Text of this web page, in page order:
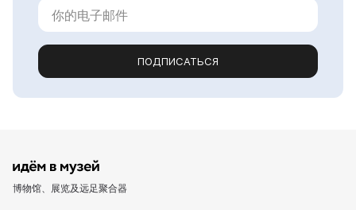
ПОДПИСАТЬСЯ
博物馆、展览及远足聚合器